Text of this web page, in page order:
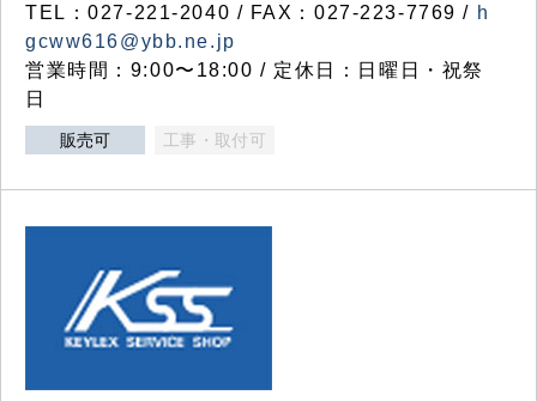
TEL：027-221-2040 / FAX：027-223-7769 / h
gcww616@ybb.ne.jp
営業時間：9:00〜18:00 / 定休日：日曜日・祝祭
日
販売可 工事・取付可